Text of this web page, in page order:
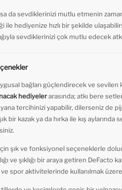
da sevdiklerinizi mutlu etmenin
ile hediyenize hızlı bir şekilde
sevdiklerinizi çok mutlu edecek
bağları güçlendirecek ve
hediyelerarasında; atkı bere
tercihinizi yapabilir, dilerseniz de
bir kazak ya da hırka ile kış
şık ve fonksiyonel seçeneklerle
ve şıklığı bir araya getiren DeFacto
spor aktivitelerinde kullanılmak